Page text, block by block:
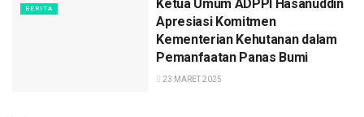
BERITA
Ketua Umum ADPPI Hasanuddin
Apresiasi Komitmen
Kementerian Kehutanan dalam
Pemanfaatan Panas Bumi
23 MARET 2025